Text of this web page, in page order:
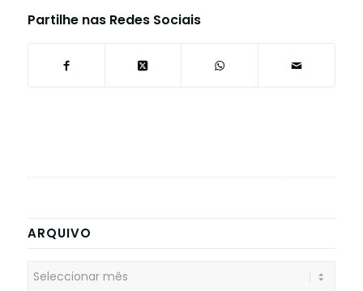
Partilhe nas Redes Sociais
ARQUIVO